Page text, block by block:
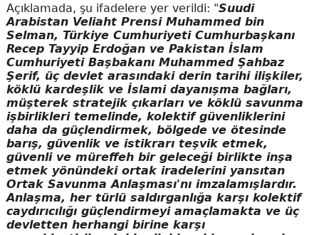
Açıklamada, şu ifadelere yer verildi: "Suudi
Arabistan Veliaht Prensi Muhammed bin
Selman, Türkiye Cumhuriyeti Cumhurbaşkanı
Recep Tayyip Erdoğan ve Pakistan İslam
Cumhuriyeti Başbakanı Muhammed Şahbaz
Şerif, üç devlet arasındaki derin tarihi ilişkiler,
köklü kardeşlik ve İslami dayanışma bağları,
müşterek stratejik çıkarları ve köklü savunma
işbirlikleri temelinde, kolektif güvenliklerini
daha da güçlendirmek, bölgede ve ötesinde
barış, güvenlik ve istikrarı teşvik etmek,
güvenli ve müreffeh bir geleceği birlikte inşa
etmek yönündeki ortak iradelerini yansıtan
Ortak Savunma Anlaşması'nı imzalamışlardır.
Anlaşma, her türlü saldırganlığa karşı kolektif
caydırıcılığı güçlendirmeyi amaçlamakta ve üç
devletten herhangi birine karşı